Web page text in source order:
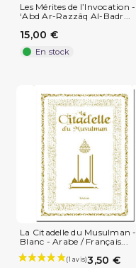
Les Mérites de l’Invocation -
‘Abd Ar-Razzâq Al-Badr...
15,00 €
En stock
La Citadelle du Musulman -
Blanc - Arabe / Français...
3,50 €